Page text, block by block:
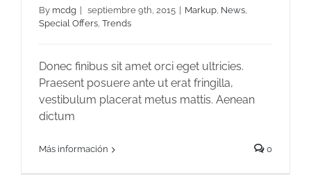
By mcdg septiembre 9th, 2015 Markup, News,
Special Offers, Trends
Donec finibus sit amet orci eget ultricies.
Praesent posuere ante ut erat fringilla,
vestibulum placerat metus mattis. Aenean
dictum
Más información 0